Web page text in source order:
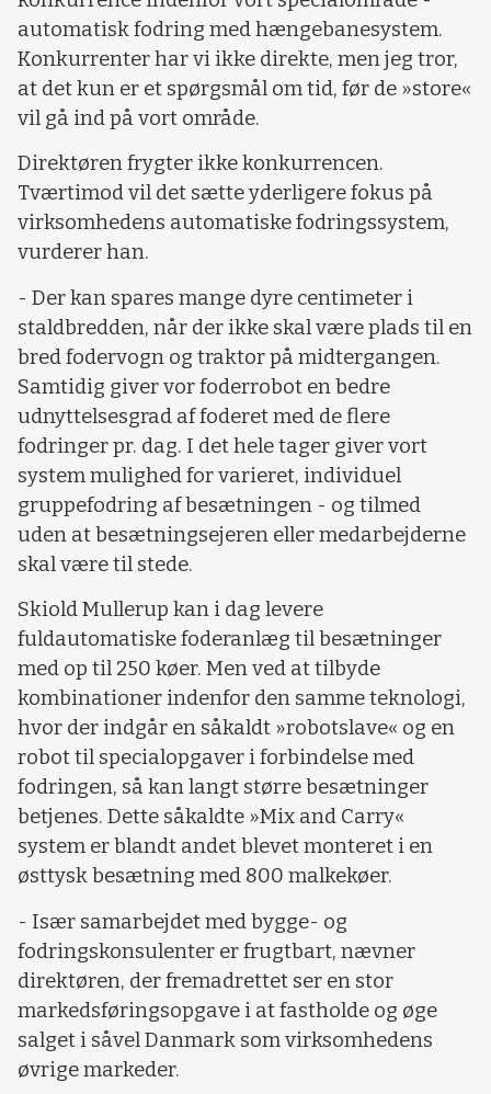
automatisk fodring med hængebanesystem.
Konkurrenter har vi ikke direkte, men jeg tror,
at det kun er et spørgsmål om tid, før de »store«
vil gå ind på vort område.
Direktøren frygter ikke konkurrencen.
Tværtimod vil det sætte yderligere fokus på
virksomhedens automatiske fodringssystem,
vurderer han.
- Der kan spares mange dyre centimeter i
staldbredden, når der ikke skal være plads til en
bred fodervogn og traktor på midtergangen.
Samtidig giver vor foderrobot en bedre
udnyttelsesgrad af foderet med de flere
fodringer pr. dag. I det hele tager giver vort
system mulighed for varieret, individuel
gruppefodring af besætningen - og tilmed
uden at besætningsejeren eller medarbejderne
skal være til stede.
Skiold Mullerup kan i dag levere
fuldautomatiske foderanlæg til besætninger
med op til 250 køer. Men ved at tilbyde
kombinationer indenfor den samme teknologi,
hvor der indgår en såkaldt »robotslave« og en
robot til specialopgaver i forbindelse med
fodringen, så kan langt større besætninger
betjenes. Dette såkaldte »Mix and Carry«
system er blandt andet blevet monteret i en
østtysk besætning med 800 malkekøer.
- Især samarbejdet med bygge- og
fodringskonsulenter er frugtbart, nævner
direktøren, der fremadrettet ser en stor
markedsføringsopgave i at fastholde og øge
salget i såvel Danmark som virksomhedens
øvrige markeder.